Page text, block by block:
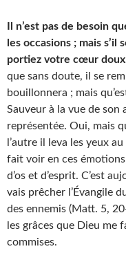
Il n’est pas de besoin
les occasions ; mais
portiez votre cœur
que sans doute, il se
bouillonnera ; mais
Sauveur à la vue de son
représentée. Oui, mais
l’autre il leva les yeux
fait voir en ces
d’os et d’esprit. C’est
vais prêcher l’Évangile
des ennemis (Matt. 5,
les grâces que Dieu me
commises.